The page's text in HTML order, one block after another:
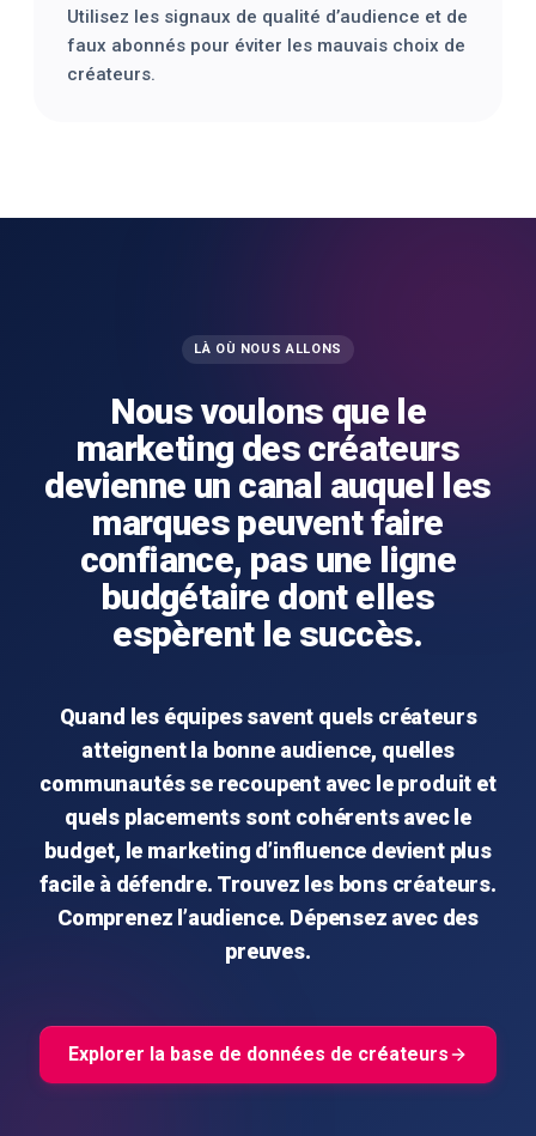
Utilisez les signaux de qualité d’audience et de
faux abonnés pour éviter les mauvais choix de
créateurs.
LÀ OÙ NOUS ALLONS
Nous voulons que le
marketing des créateurs
devienne un canal auquel les
marques peuvent faire
confiance, pas une ligne
budgétaire dont elles
espèrent le succès.
Quand les équipes savent quels créateurs
atteignent la bonne audience, quelles
communautés se recoupent avec le produit et
quels placements sont cohérents avec le
budget, le marketing d’influence devient plus
facile à défendre. Trouvez les bons créateurs.
Comprenez l’audience. Dépensez avec des
preuves.
Explorer la base de données de créateurs